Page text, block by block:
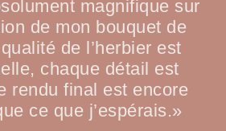
magnifique sur
de mon bouquet de
de l’herbier est
chaque détail est
rendu final est encore
ce que j’espérais.»